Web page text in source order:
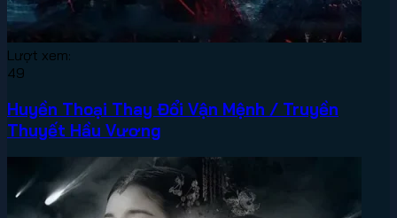
Lượt xem:
49
Huyền Thoại Thay Đổi Vận Mệnh / Truyền
Thuyết Hầu Vương